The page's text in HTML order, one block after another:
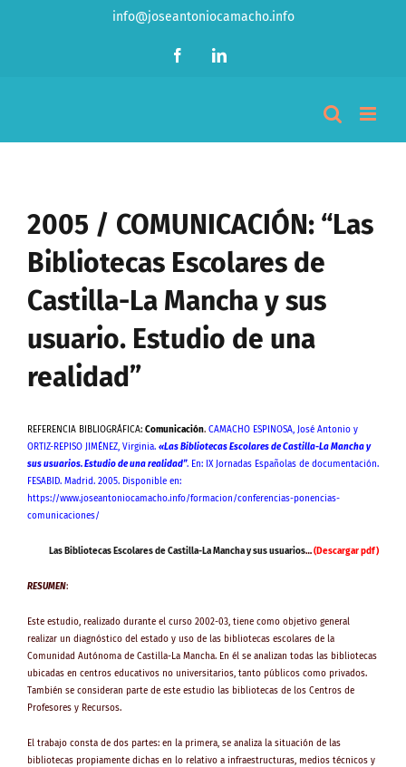
info@joseantoniocamacho.info
FacebookLinkedIn
2005 / COMUNICACIÓN: “Las
Bibliotecas Escolares de
Castilla-La Mancha y sus
usuario. Estudio de una
realidad”
REFERENCIA BIBLIOGRÁFICA: Comunicación. CAMACHO ESPINOSA, José Antonio y
ORTIZ-REPISO JIMÉNEZ, Virginia. «Las Bibliotecas Escolares de Castilla-La Mancha y
sus usuarios. Estudio de una realidad”. En: IX Jornadas Españolas de documentación.
FESABID. Madrid. 2005. Disponible en:
https://www.joseantoniocamacho.info/formacion/conferencias-ponencias-
comunicaciones/
Las Bibliotecas Escolares de Castilla-La Mancha y sus usuarios…(Descargar pdf)
RESUMEN:
Este estudio, realizado durante el curso 2002-03, tiene como objetivo general
realizar un diagnóstico del estado y uso de las bibliotecas escolares de la
Comunidad Autónoma de Castilla-La Mancha. En él se analizan todas las bibliotecas
ubicadas en centros educativos no universitarios, tanto públicos como privados.
También se consideran parte de este estudio las bibliotecas de los Centros de
Profesores y Recursos.
El trabajo consta de dos partes: en la primera, se analiza la situación de las
bibliotecas propiamente dichas en lo relativo a infraestructuras, medios técnicos y